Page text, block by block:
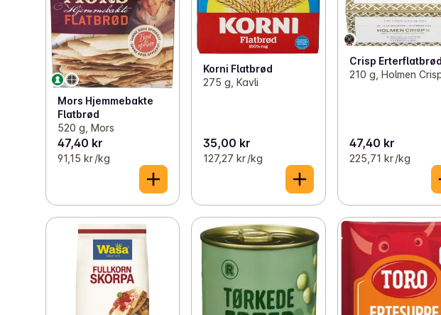
Mors Hjemmebakte
Flatbrød
520 g, Mors
47,40 kr
91,15 kr /kg
Korni Flatbrød
275 g, Kavli
35,00 kr
127,27 kr /kg
Crisp Erterflatbrød
210 g, Holmen
47,40 kr
225,71 kr /kg